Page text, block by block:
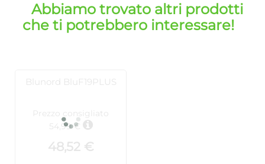
Abbiamo trovato altri prodotti
che ti potrebbero interessare!
Blunord BluF19PLUS
Prezzo consigliato
54,99 €
48,52 €